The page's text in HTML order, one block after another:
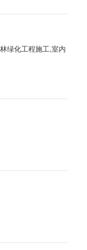
绿化工程施工,室内